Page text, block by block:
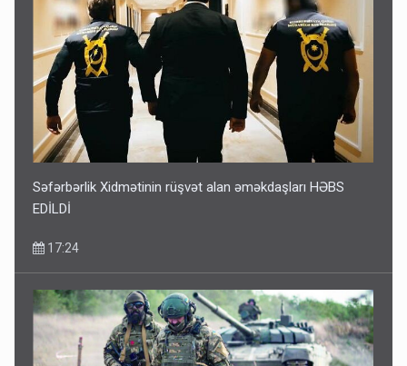
Səfərbərlik Xidmətinin rüşvət alan əməkdaşları HƏBS
EDİLDİ
17:24